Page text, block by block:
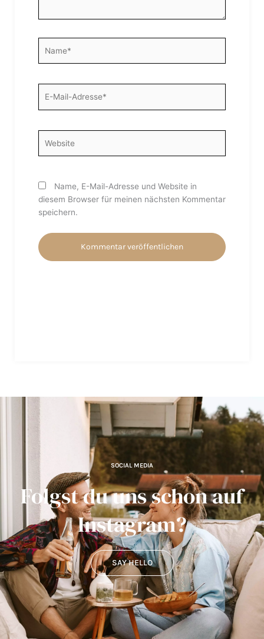
Mail-
Name, E-Mail-Adresse und Website in
diesem Browser für meinen nächsten Kommentar
speichern.
SOCIAL MEDIA
Folgst du uns schon auf
Instagram?
SAY HELLO